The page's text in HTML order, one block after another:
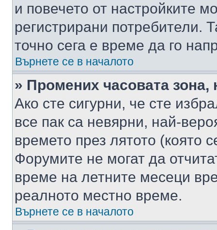
и повечето от настройките
регистрирани потребители.
точно сега е време да го
Върнете се в началото
» Промених часовата
Ако сте сигурни, че сте
все пак са невярни, най-
времето през лятото (която
Форумите не могат да
време на летните месеци
реалното местно време.
Върнете се в началото